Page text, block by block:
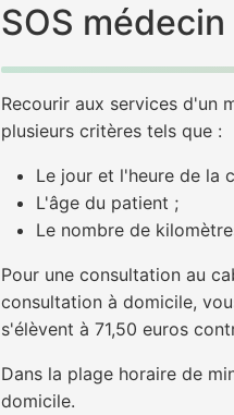
SOS
Recourir aux services d'un
plusieurs critères tels que :
Le jour et l'heure de la
L'âge du patient ;
Le nombre de
Pour une consultation au
consultation à domicile,
s'élèvent à 71,50 euros
Dans la plage horaire de
domicile.